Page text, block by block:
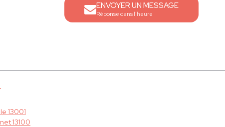
ENVOYER UN MESSAGE
Réponse dans l'heure
13001
13100